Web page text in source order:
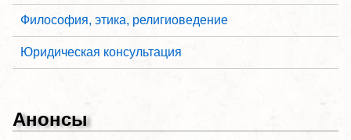
Философия, этика, религиоведение
Юридическая консультация
Анонсы